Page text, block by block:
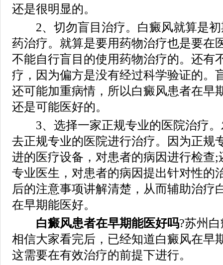
还是很明显的。
2、切勿盲目治疗。白癜风就算是初
药治疗。就算是要用药物治疗也是要在
不能自行盲目的使用药物治疗的。还有
疗，因为偏方是没有经过科学验证的。
还可能加重病情，所以白癜风患者在早
还是可能医好的。
3、选择一家正规专业的医院治疗。
去正规专业的医院进行治疗。因为正规
进的医疗设备，对患者的病因进行检查
专业医生，对患者的病因提出针对性的
后的注意事项讲解清楚，从而辅助治疗
在早期能医好。
白癜风患者在早期能医好吗?苏州
相信大家看完后，已经知道白癜风在早
这需要在有效治疗的前提下进行。